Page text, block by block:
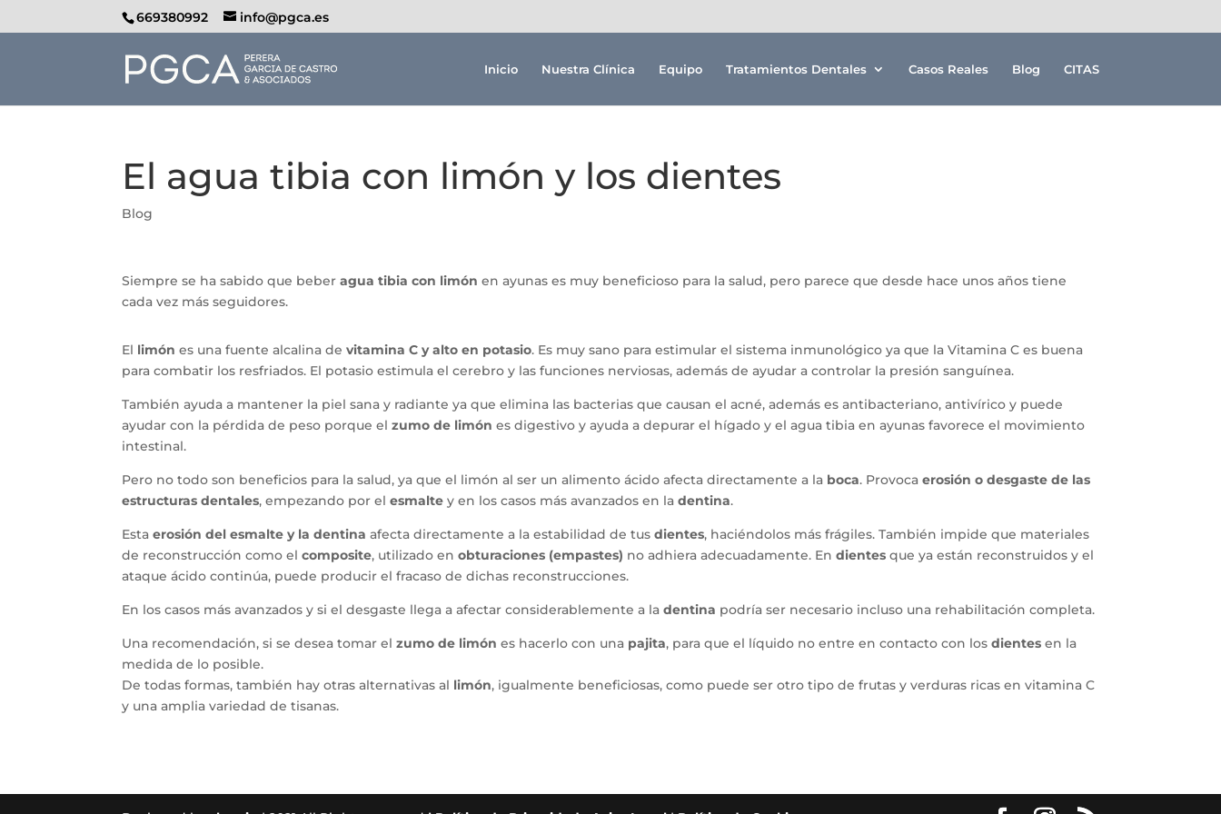
669380992 info@pgca.es
Inicio Nuestra Clínica Equipo Tratamientos Dentales Casos Reales Blog CITAS
El agua tibia con limón y los dientes
Blog
Siempre se ha sabido que beberagua tibia con limón en ayunas es muy beneficioso para la salud, pero parece que desde hace unos años tiene
cada vez más seguidores.
El limón es una fuente alcalina devitamina C y alto en potasio. Es muy sano para estimular el sistema inmunológico ya que la Vitamina C es buena
para combatir los resfriados. El potasio estimula el cerebro y las funciones nerviosas, además de ayudar a controlar la presión sanguínea.
También ayuda a mantener la piel sana y radiante ya que elimina las bacterias que causan el acné, además es antibacteriano, antivírico y puede
ayudar con la pérdida de peso porque elzumo de limón es digestivo y ayuda a depurar el hígado y el agua tibia en ayunas favorece el movimiento
intestinal.
Pero no todo son beneficios para la salud, ya que el limón al ser un alimento ácido afecta directamente a la boca. Provocaerosión o desgaste de las
estructuras dentales, empezando por elesmalte y en los casos más avanzados en ladentina.
Estaerosión del esmalte y la dentina afecta directamente a la estabilidad de tusdientes, haciéndolos más frágiles. También impide que materiales
de reconstrucción como elcomposite, utilizado enobturaciones (empastes) no adhiera adecuadamente. Endientes que ya están reconstruidos y el
ataque ácido continúa, puede producir el fracaso de dichas reconstrucciones.
En los casos más avanzados y si el desgaste llega a afectar considerablemente a ladentina podría ser necesario incluso una rehabilitación completa.
Una recomendación, si se desea tomar elzumo de limón es hacerlo con una pajita, para que el líquido no entre en contacto con losdientes en la
medida de lo posible.
De todas formas, también hay otras alternativas al limón, igualmente beneficiosas, como puede ser otro tipo de frutas y verduras ricas en vitamina C
y una amplia variedad de tisanas.